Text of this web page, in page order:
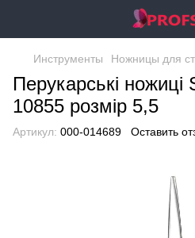
Инструменты Ножницы для
Перукарські
10855 розмір 5,5
Артикул: 000-014689 Оставить